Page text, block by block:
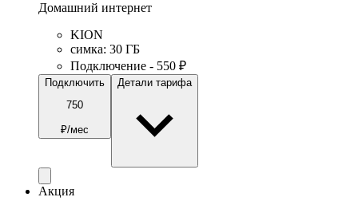
Домашний интернет
KION
симка: 30 ГБ
Подключение - 550 ₽
Подключить
750
₽/мес
Детали тарифа
Акция